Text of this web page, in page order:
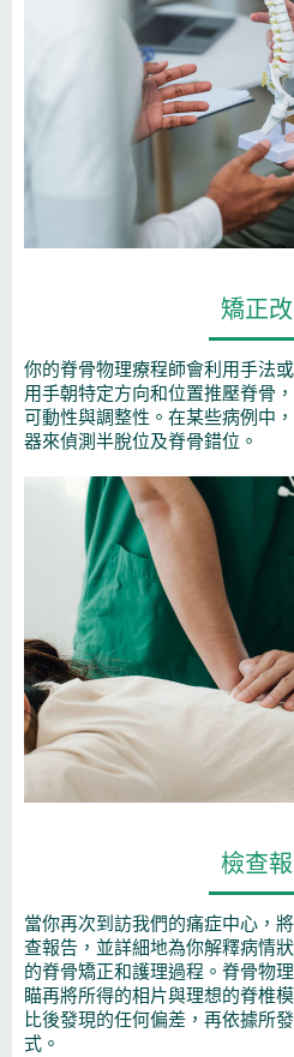
矯正
你的脊骨物理療程師會利用手法
用手朝特定方向和位置推壓脊骨
可動性與調整性。在某些病例中
器來偵測半脫位及脊骨錯位。
檢查
當你再次到訪我們的痛症中心，
查報告，並詳細地為你解釋病情
的脊骨矯正和護理過程。脊骨物
瞄再將所得的相片與理想的脊椎
比後發現的任何偏差，再依據所
式。